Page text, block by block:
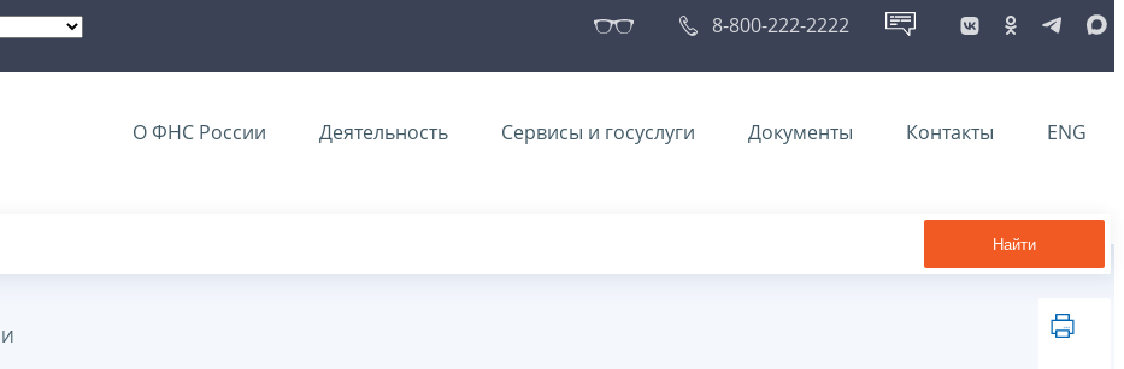
8-800-222-2222
О ФНС России Деятельность Сервисы и госуслуги Документы Контакты ENG
Найти